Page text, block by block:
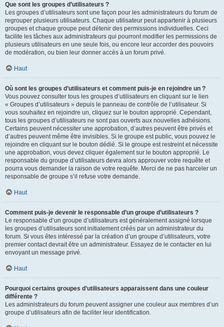
Que sont les groupes d’utilisateurs ?
Les groupes d’utilisateurs sont une façon pour les administrateurs du forum de
regrouper plusieurs utilisateurs. Chaque utilisateur peut appartenir à plusieurs
groupes et chaque groupe peut détenir des permissions individuelles. Ceci
facilite les tâches aux administrateurs qui pourront modifier les permissions de
plusieurs utilisateurs en une seule fois, ou encore leur accorder des pouvoirs
de modération, ou bien leur donner accès à un forum privé.
Haut
Où sont les groupes d’utilisateurs et comment puis-je en rejoindre un ?
Vous pouvez consulter tous les groupes d’utilisateurs en cliquant sur le lien
« Groupes d’utilisateurs » depuis le panneau de contrôle de l’utilisateur. Si
vous souhaitez en rejoindre un, cliquez sur le bouton approprié. Cependant,
tous les groupes d’utilisateurs ne sont pas ouverts aux nouvelles adhésions.
Certains peuvent nécessiter une approbation, d’autres peuvent être privés et
d’autres peuvent même être invisibles. Si le groupe est public, vous pouvez le
rejoindre en cliquant sur le bouton dédié. Si le groupe est restreint et nécessite
une approbation, vous devez cliquer également sur le bouton approprié. Le
responsable du groupe d’utilisateurs devra alors approuver votre requête et
pourra vous demander la raison de votre requête. Merci de ne pas harceler un
responsable de groupe s’il refuse votre demande.
Haut
Comment puis-je devenir le responsable d’un groupe d’utilisateurs ?
Le responsable d’un groupe d’utilisateurs est généralement assigné lorsque
les groupes d’utilisateurs sont initialement créés par un administrateur du
forum. Si vous êtes intéressé par la création d’un groupe d’utilisateurs, votre
premier contact devrait être un administrateur. Essayez de le contacter en lui
envoyant un message privé.
Haut
Pourquoi certains groupes d’utilisateurs apparaissent dans une couleur
différente ?
Les administrateurs du forum peuvent assigner une couleur aux membres d’un
groupe d’utilisateurs afin de faciliter leur identification.